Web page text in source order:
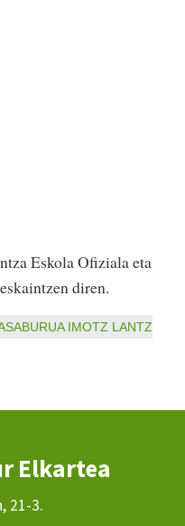
Eskola Ofiziala eta
diren.
IMOTZ LANTZ
Elkartea
21-3.